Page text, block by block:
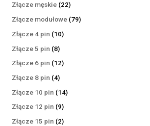
Złącze męskie 2222
produkty
Złącze modułowe 7979
Złącze 4 pin 1010
Złącze 5 pin 88
produktów
Złącze 6 pin 1212
Złącze 8 pin 44
produkty
Złącze 10 pin 1414
Złącze 12 pin 99
produktów
Złącze 15 pin 22